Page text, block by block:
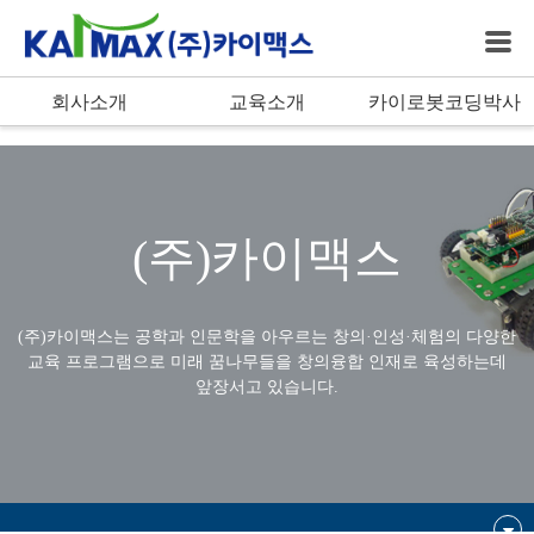
bool(true)
회사소개 교육소개 카이로봇코딩박사
(주)카이맥스
(주)카이맥스는 공학과 인문학을 아우르는 창의·인성·체험의 다양한
교육 프로그램으로 미래 꿈나무들을 창의융합 인재로 육성하는데
앞장서고 있습니다.